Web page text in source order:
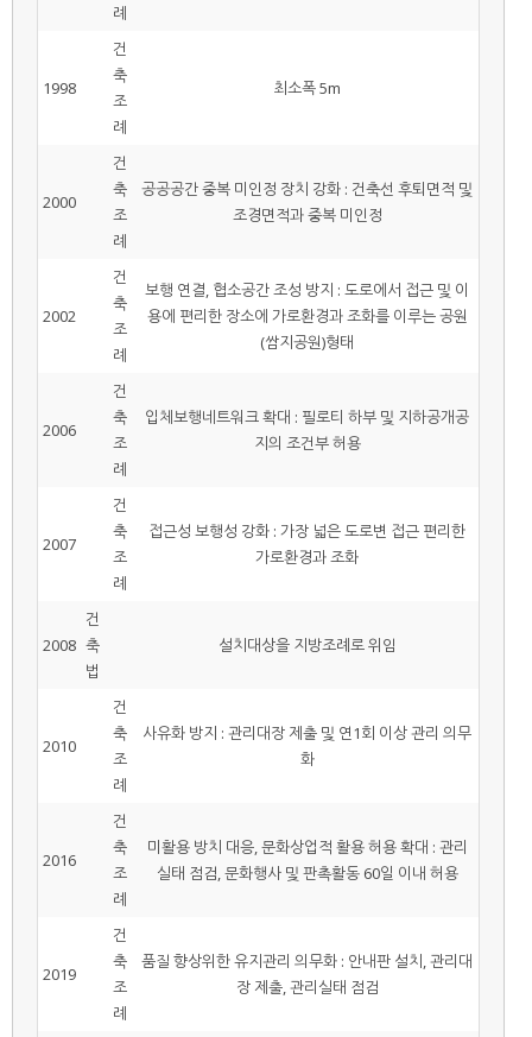
례
1998
건
축
조
례
최소폭 5m
2000
건
축
조
례
공공공간 중복 미인정 장치 강화 : 건축선 후퇴면적 및
조경면적과 중복 미인정
2002
건
축
조
례
보행 연결, 협소공간 조성 방지 : 도로에서 접근 및 이
용에 편리한 장소에 가로환경과 조화를 이루는 공원
(쌈지공원)형태
2006
건
축
조
례
입체보행네트워크 확대 : 필로티 하부 및 지하공개공
지의 조건부 허용
2007
건
축
조
례
접근성 보행성 강화 : 가장 넓은 도로변 접근 편리한
가로환경과 조화
2008
건
축
법
설치대상을 지방조례로 위임
2010
건
축
조
례
사유화 방지 : 관리대장 제출 및 연1회 이상 관리 의무
화
2016
건
축
조
례
미활용 방치 대응, 문화상업적 활용 허용 확대 : 관리
실태 점검, 문화행사 및 판촉활동 60일 이내 허용
2019
건
축
조
례
품질 향상위한 유지관리 의무화 : 안내판 설치, 관리대
장 제출, 관리실태 점검